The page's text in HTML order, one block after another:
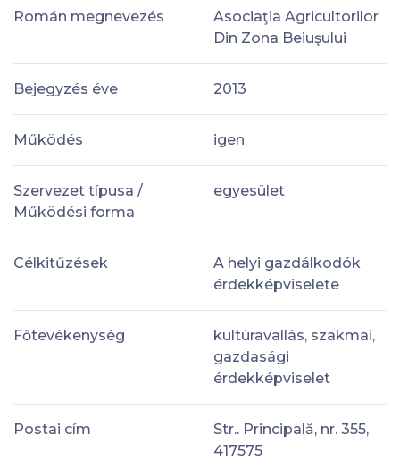
Román megnevezés
Asociaţia Agricultorilor
Din Zona Beiuşului
Bejegyzés éve 2013
Működés igen
Szervezet típusa /
Működési forma
egyesület
Célkitűzések
A helyi gazdálkodók
érdekképviselete
Főtevékenység
kultúravallás, szakmai,
gazdasági
érdekképviselet
Postai cím
Str.. Principală, nr. 355,
417575